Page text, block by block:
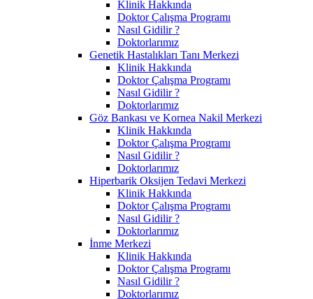
Klinik Hakkında
Doktor Çalışma Programı
Nasıl Gidilir ?
Doktorlarımız
Genetik Hastalıkları Tanı Merkezi
Klinik Hakkında
Doktor Çalışma Programı
Nasıl Gidilir ?
Doktorlarımız
Göz Bankası ve Kornea Nakil Merkezi
Klinik Hakkında
Doktor Çalışma Programı
Nasıl Gidilir ?
Doktorlarımız
Hiperbarik Oksijen Tedavi Merkezi
Klinik Hakkında
Doktor Çalışma Programı
Nasıl Gidilir ?
Doktorlarımız
İnme Merkezi
Klinik Hakkında
Doktor Çalışma Programı
Nasıl Gidilir ?
Doktorlarımız